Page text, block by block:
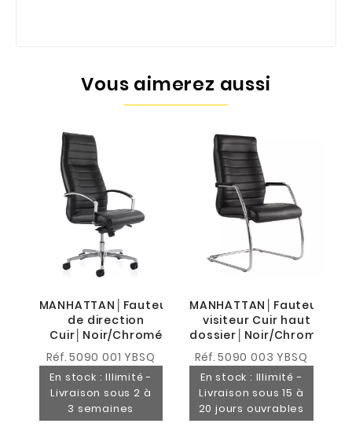
Vous aimerez aussi
MANHATTAN│Fauteuil
de direction
Cuir│Noir/Chromé
Réf.5090 001 YBSQ
En stock : Illimité -
Livraison sous 2 à
3 semaines
MANHATTAN│Fauteuil
visiteur Cuir haut
dossier│Noir/Chromé
Réf.5090 003 YBSQ
En stock : Illimité -
Livraison sous 15 à
20 jours ouvrables